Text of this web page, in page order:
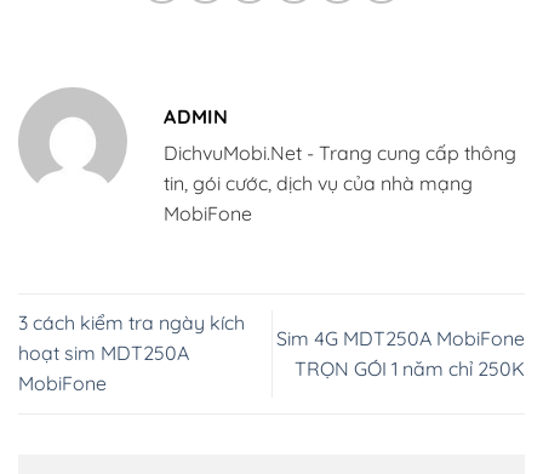
ADMIN
DichvuMobi.Net - Trang cung cấp thông
tin, gói cước, dịch vụ của nhà mạng
MobiFone
3 cách kiểm tra ngày kích
hoạt sim MDT250A
MobiFone
Sim 4G MDT250A MobiFone
TRỌN GÓI 1 năm chỉ 250K